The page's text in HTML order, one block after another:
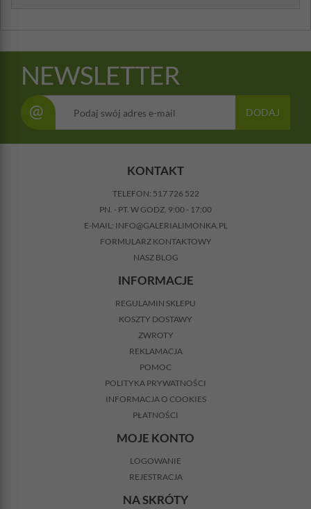
NEWSLETTER
@ DODAJ
KONTAKT
TELEFON: 517 726 522
PN. - PT. W GODZ. 9:00 - 17:00
E-MAIL: INFO@GALERIALIMONKA.PL
FORMULARZ KONTAKTOWY
NASZ BLOG
INFORMACJE
REGULAMIN SKLEPU
KOSZTY DOSTAWY
ZWROTY
REKLAMACJA
POMOC
POLITYKA PRYWATNOŚCI
INFORMACJA O COOKIES
PŁATNOŚCI
MOJE KONTO
LOGOWANIE
REJESTRACJA
NA SKRÓTY